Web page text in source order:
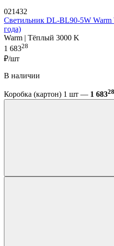
021432
Светильник DL-BL90-5W
года)
Warm | Тёплый 3000 K
1 68328
₽/шт
В наличии
Коробка (картон) 1 шт — 1 68328